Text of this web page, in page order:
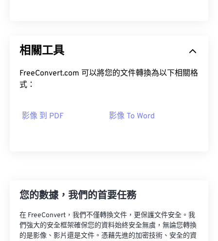
相關工具
FreeConvert.com 可以將您的文件轉換為以下相關格
式：
影像 到 PDF 影像 To Word
您的數據，我們的首要任務
在 FreeConvert，我們不僅轉換文件，更保護文件安全。我
們強大的安全框架確保您的資料始終安全無虞，無論您轉換
的是影像、影片還是文件。憑藉先進的加密技術、安全的資